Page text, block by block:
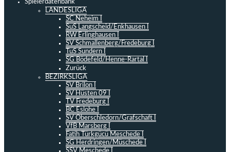
Spielerdatenbank
LANDESLIGA
SC Neheim I
SuS Langscheid/Enkhausen I
RW Erlinghausen I
SV Schmallenberg/Fredeburg I
TuS Sundern I
SG Bödefeld/Henne-Rartal I
Zurück
BEZIRKSLIGA
SV Brilon I
SV Hüsten 09 I
TV Fredeburg I
BC Eslohe I
SV Oberschledorn/Grafschaft I
VfB Marsberg I
Fatih Türkgücü Meschede I
SG Herdringen/Müschede I